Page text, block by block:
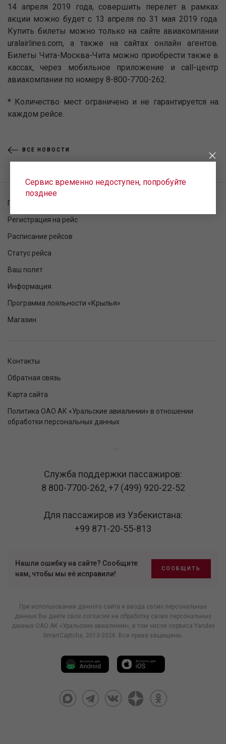
14 апреля 2019 года, совершить перелет в рамках
акции можно будет с 13 апреля по 31 мая 2019 года.
Купить билеты можно только на сайте авиакомпании
uralairlines.com, а также на сайтах онлайн агентов.
Билеты Чита-Москва-Чита можно приобрести также в
кассах, через мобильное приложение и call-центр
авиакомпании по номеру 8-800-7700-262.
* Количество мест ограничено и не гарантируется на
каждом рейсе.
ВСЕ НОВОСТИ
Сервис временно недоступен, попробуйте
позднее
Проверка заказа
Регистрация на рейс
Расписание рейсов
Статус рейса
Ваш полет
Информация
Программа лояльности «Крылья»
Магазин
Контакты
Обратная связь
Карта сайта
Политика ОАО АК «Уральские авиалинии» в отношении
обработки персональных данных
Служба поддержки пассажиров:
8 800-7700-262,+7 (499) 920-22-52
Для пассажиров из Узбекистана:
+99 871-20-55-813
Нашли ошибку на сайте? Сообщите
нам, чтобы мы её исправили!
СООБЩИТЬ
При использовании данного сайта и ввода своих персональных
данных Вы даете свое согласие на обработку своих персональных
данных ОАО АК «Уральские авиалинии», в том числе сервиса Yandex
SmartCaptcha, 2013-2026. Все права защищены.